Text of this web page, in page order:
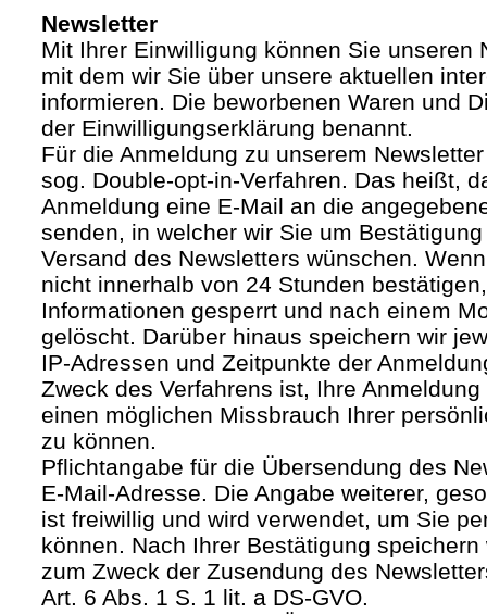
Newsletter
Mit Ihrer Einwilligung können Sie unseren
mit dem wir Sie über unsere aktuellen
informieren. Die beworbenen Waren und
der Einwilligungserklärung benannt.
Für die Anmeldung zu unserem
sog. Double-opt-in-Verfahren. Das heißt,
Anmeldung eine E-Mail an die
senden, in welcher wir Sie um
Versand des Newsletters wünschen.
nicht innerhalb von 24 Stunden
Informationen gesperrt und nach einem
gelöscht. Darüber hinaus speichern wir
IP-Adressen und Zeitpunkte der
Zweck des Verfahrens ist, Ihre
einen möglichen Missbrauch Ihrer
zu können.
Pflichtangabe für die Übersendung des
E-Mail-Adresse. Die Angabe weiterer,
ist freiwillig und wird verwendet, um Sie
können. Nach Ihrer Bestätigung
zum Zweck der Zusendung des
Art. 6 Abs. 1 S. 1 lit. a DS-GVO.